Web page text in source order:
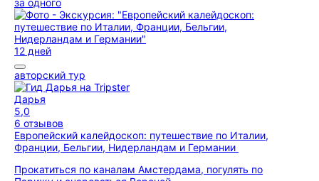
за одного
12 дней
авторский тур
Дарья
5,0
6 отзывов
Европейский калейдоскоп: путешествие по Италии,
Франции, Бельгии, Нидерландам и Германии
Прокатиться по каналам Амстердама, погулять по